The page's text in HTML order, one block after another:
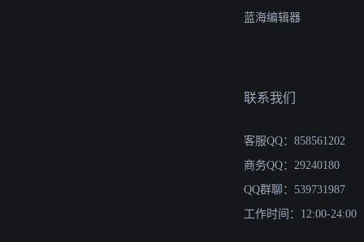
蓝海编辑器
联系我们
客服QQ：858561202
商务QQ：29240180
QQ群聊：539731987
工作时间：12:00-24:00